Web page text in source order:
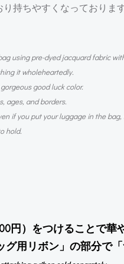
持ちやすくなっております
using pre-dyed jacquard fabric
it wholeheartedly.
good luck color.
ages, and borders.
if you put your luggage in the
hold.
円）をつけることで華
グ用リボン」の部分で